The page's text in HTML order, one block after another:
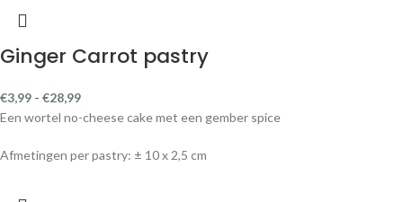
Ginger Carrot pastry
€3,99 - €28,99
Een wortel no-cheese cake met een gember spice
Afmetingen per pastry: ± 10 x 2,5 cm